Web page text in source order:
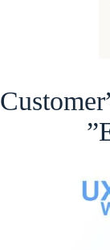
عوامل تحسين تجربة العميل عبر تصميم المنتج “”Customer